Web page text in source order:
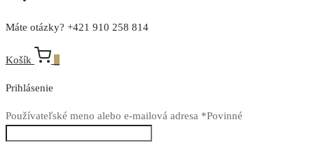
Máte otázky? +421 910 258 814
Košík
Prihlásenie
Používateľské meno alebo e-mailová adresa *Povinné